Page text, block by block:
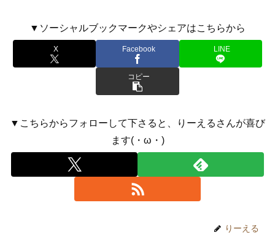
▼ソーシャルブックマークやシェアはこちらから
X Facebook LINE
コピー
▼こちらからフォローして下さると、りーえるさんが喜び
ます(・ω・)
りーえる